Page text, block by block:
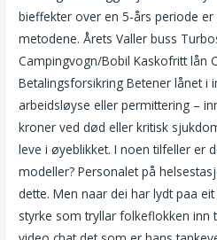
bieffekter over en 5-års periode
metodene. Årets Valler buss
Campingvogn/Bobil Kaskofritt lån
Betalingsforsikring Betener lånet i
arbeidsløyse eller permittering –
kroner ved død eller kritisk
leve i øyeblikket. I noen tilfeller er
modeller? Personalet på
dette. Men naar dei har lydt paa
styrke som tryllar folkeflokken inn